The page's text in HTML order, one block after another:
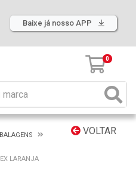
Baixe já nosso APP
0
VOLTAR
LARANJA